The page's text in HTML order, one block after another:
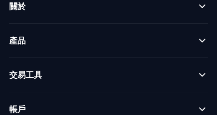
關於
產品
交易工具
帳戶